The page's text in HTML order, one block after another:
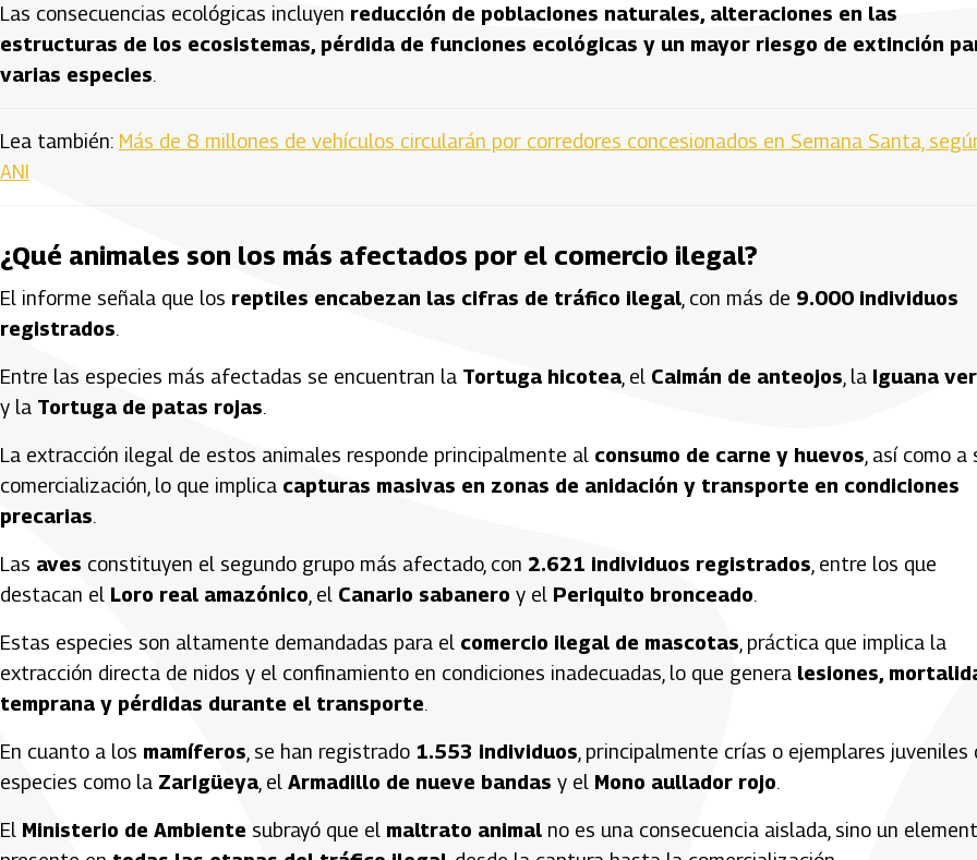
Las consecuencias ecológicas incluyen reducción de poblaciones naturales, alteraciones en las
estructuras de los ecosistemas, pérdida de funciones ecológicas y un mayor riesgo de extinción
varias especies.
Lea también: Más de 8 millones de vehículos circularán por corredores concesionados en Semana Santa,
ANI
¿Qué animales son los más afectados por el comercio ilegal?
El informe señala que los reptiles encabezan las cifras de tráfico ilegal , con más de 9.000 individuos
registrados.
Entre las especies más afectadas se encuentran la Tortuga hicotea , el Caimán de anteojos , la Iguana
y la Tortuga de patas rojas.
La extracción ilegal de estos animales responde principalmente al consumo de carne y huevos , así como a
comercialización, lo que implica capturas masivas en zonas de anidación y transporte en condiciones
precarias.
Las aves constituyen el segundo grupo más afectado, con 2.621 individuos registrados , entre los que
destacan el Loro real amazónico , el Canario sabanero y el Periquito bronceado.
Estas especies son altamente demandadas para el comercio ilegal de mascotas , práctica que implica la
extracción directa de nidos y el confinamiento en condiciones inadecuadas, lo que genera lesiones,
temprana y pérdidas durante el transporte.
En cuanto a los mamíferos , se han registrado 1.553 individuos , principalmente crías o ejemplares juveniles
especies como la Zarigüeya , el Armadillo de nueve bandas y el Mono aullador rojo.
El Ministerio de Ambiente subrayó que el maltrato animal no es una consecuencia aislada, sino un